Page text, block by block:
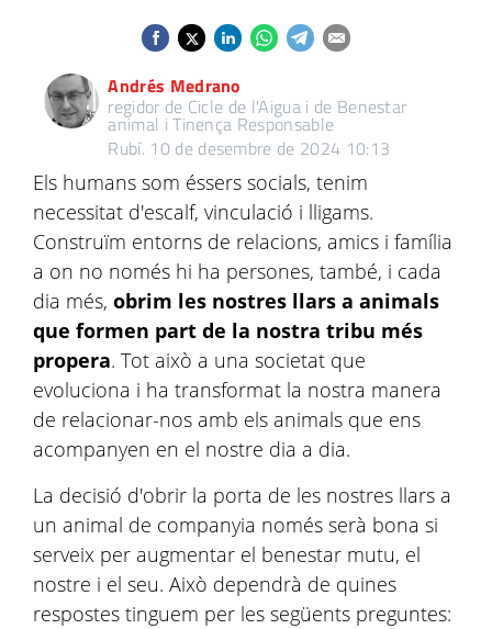
Andrés Medrano
regidor de Cicle de l'Aigua i de Benestar
animal i Tinença Responsable
Rubí. 10 de desembre de 2024 10:13
Els humans som éssers socials, tenim
necessitat d'escalf, vinculació i lligams.
Construïm entorns de relacions, amics i família
a on no només hi ha persones, també, i cada
dia més, obrim les nostres llars a animals
que formen part de la nostra tribu més
propera. Tot això a una societat que
evoluciona i ha transformat la nostra manera
de relacionar-nos amb els animals que ens
acompanyen en el nostre dia a dia.
La decisió d'obrir la porta de les nostres llars a
un animal de companyia només serà bona si
serveix per augmentar el benestar mutu, el
nostre i el seu. Això dependrà de quines
respostes tinguem per les següents preguntes: